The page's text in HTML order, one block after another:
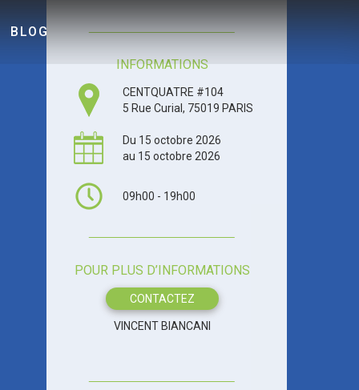
BLOG
INFORMATIONS
CENTQUATRE #104
5 Rue Curial, 75019 PARIS
Du 15 octobre 2026
au 15 octobre 2026
09h00 - 19h00
POUR PLUS D’INFORMATIONS
CONTACTEZ
VINCENT BIANCANI